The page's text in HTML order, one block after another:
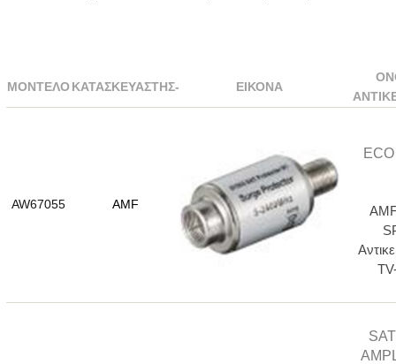
ΜΟΝΤΈΛΟ ΚΑΤΑΣΚΕΥΑΣΤΉΣ- ΕΙΚΌΝΑ
AW67055 AMF